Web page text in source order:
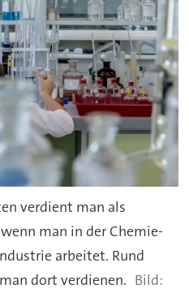
verdient man als
man in der Chemie-
arbeitet. Rund
dort verdienen.